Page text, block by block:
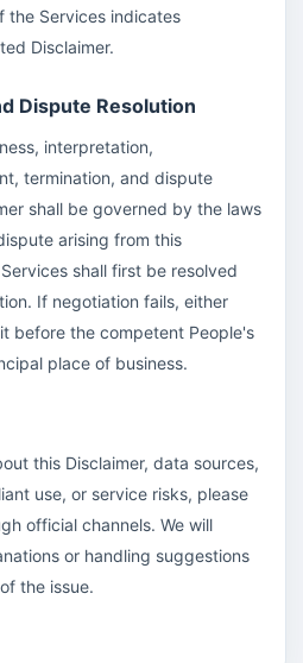
the Services indicates
Disclaimer.
Dispute Resolution
interpretation,
termination, and dispute
shall be governed by the laws
arising from this
shall first be resolved
If negotiation fails, either
before the competent People's
place of business.
this Disclaimer, data sources,
use, or service risks, please
official channels. We will
or handling suggestions
the issue.